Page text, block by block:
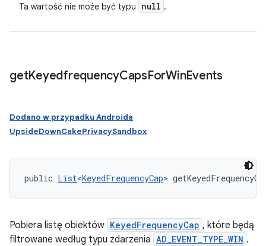
Ta wartość nie może być typu null .
getKeyedfrequencyCapsForWinEvents
Dodano w przypadku Androida
UpsideDownCakePrivacySandbox
public List<KeyedFrequencyCap>
Pobiera listę obiektów KeyedFrequencyCap , które będą
filtrowane według typu zdarzenia AD_EVENT_TYPE_WIN .